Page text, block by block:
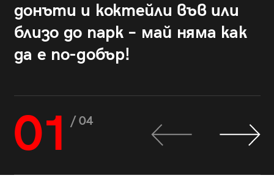
донъти и коктейли във или
близо до парк – май няма как
да е по-добър!
01 / 04